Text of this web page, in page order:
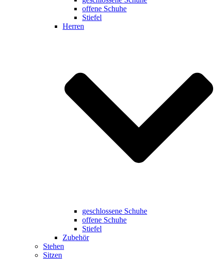
offene Schuhe
Stiefel
Herren
geschlossene Schuhe
offene Schuhe
Stiefel
Zubehör
Stehen
Sitzen